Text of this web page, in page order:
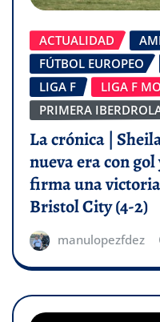
ACTUALIDAD
FÚTBOL EUROPEO
LIGA F
LIGA F
PRIMERA
La crónica |
nueva era con
firma una
Bristol City (4-2)
manulopezfdez